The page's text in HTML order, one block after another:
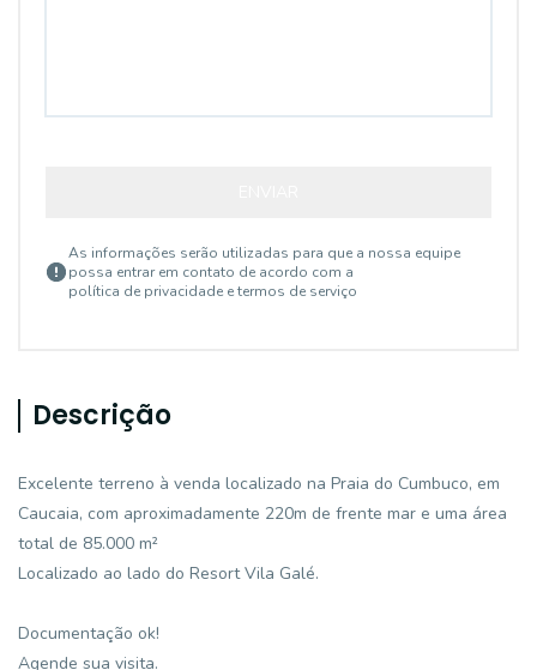
As informações serão utilizadas para que a nossa equipe
possa entrar em contato de acordo com a
política de privacidade e termos de serviço
Descrição
Excelente terreno à venda localizado na Praia do Cumbuco, em
Caucaia, com aproximadamente 220m de frente mar e uma área
total de 85.000 m²
Localizado ao lado do Resort Vila Galé.
Documentação ok!
Agende sua visita.